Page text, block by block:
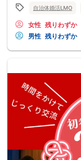
自治体婚活LMO
女性 残りわずか
男性 残りわずか